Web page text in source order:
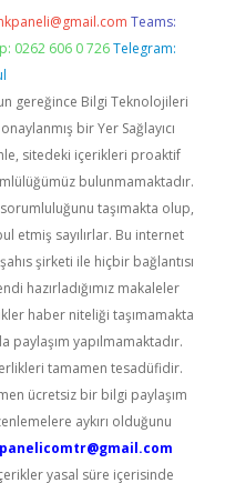
Teams:
0262 606 0 726 Telegram:
gereğince Bilgi Teknolojileri
bir Yer Sağlayıcı
sitedeki içerikleri proaktif
bulunmamaktadır.
taşımakta olup,
etmiş sayılırlar. Bu internet
şirketi ile hiçbir bağlantısı
hazırladığımız makaleler
haber niteliği taşımamakta
paylaşım yapılmamaktadır.
tamamen tesadüfidir.
ücretsiz bir bilgi paylaşım
aykırı olduğunu
yasal süre içerisinde